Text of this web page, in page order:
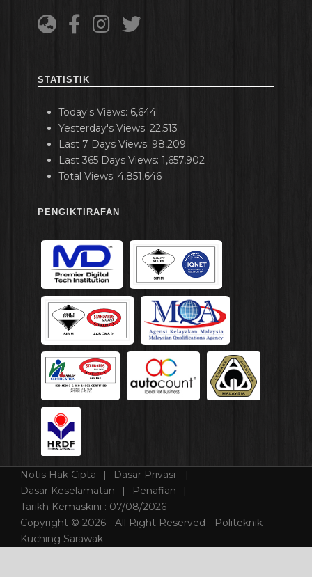
STATISTIK
Today's Views: 6,644
Yesterday's Views: 22,513
Last 7 Days Views: 98,209
Last 365 Days Views: 1,657,902
Total Views: 4,851,646
PENGIKTIRAFAN
Notis Hak Cipta
Dasar Privasi
Dasar Keselamatan
Penafian
Tarikh Kemaskini : 07/08/2026
Copyright © 2026 - All Right Reserved - Politeknik
Kuching Sarawak